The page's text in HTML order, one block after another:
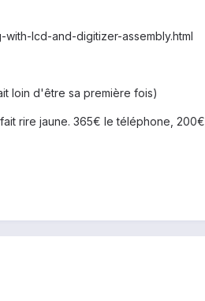
lcd-and-digitizer-assembly.html
loin d'être sa première fois)
rire jaune. 365€ le téléphone,